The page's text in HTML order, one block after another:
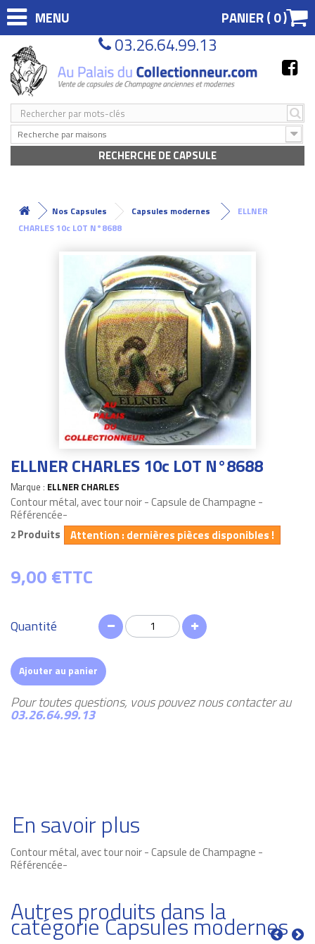
MENU PANIER (0)
03.26.64.99.13
Recherche par maisons
RECHERCHE DE CAPSULE
Nos Capsules Capsules modernes
ELLNER
CHARLES 10c LOT N°8688
ELLNER CHARLES 10c LOT N°8688
Marque : ELLNER CHARLES
Contour métal, avec tour noir - Capsule de Champagne -
Référencée-
2 Produits Attention : dernières pièces disponibles !
9,00 €TTC
Quantité
Ajouter au panier
Pour toutes questions, vous pouvez nous contacter au
03.26.64.99.13
En savoir plus
Contour métal, avec tour noir - Capsule de Champagne -
Référencée-
Autres produits dans la
catégorie Capsules modernes